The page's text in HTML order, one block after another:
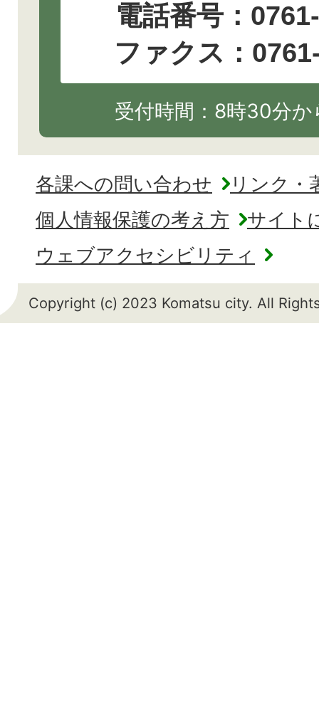
電話番号：
ファクス：
受付時間：8時30分
各課への問い合わせ
リンク・
個人情報保護の考え方
サイト
ウェブアクセシビリティ
Copyright (c) 2023 Komatsu city. All